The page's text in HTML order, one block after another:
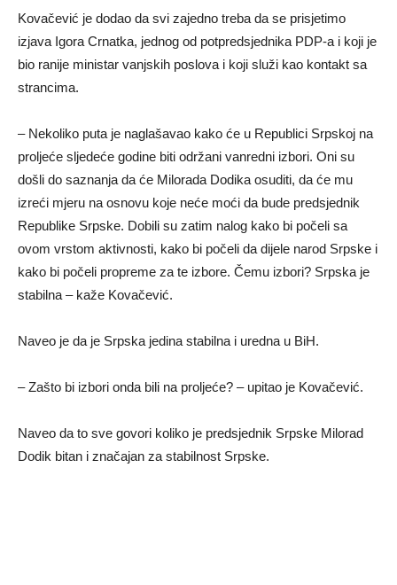
Kovačević je dodao da svi zajedno treba da se prisjetimo
izjava Igora Crnatka, jednog od potpredsjednika PDP-a i koji je
bio ranije ministar vanjskih poslova i koji služi kao kontakt sa
strancima.
– Nekoliko puta je naglašavao kako će u Republici Srpskoj na
proljeće sljedeće godine biti održani vanredni izbori. Oni su
došli do saznanja da će Milorada Dodika osuditi, da će mu
izreći mjeru na osnovu koje neće moći da bude predsjednik
Republike Srpske. Dobili su zatim nalog kako bi počeli sa
ovom vrstom aktivnosti, kako bi počeli da dijele narod Srpske i
kako bi počeli propreme za te izbore. Čemu izbori? Srpska je
stabilna – kaže Kovačević.
Naveo je da je Srpska jedina stabilna i uredna u BiH.
– Zašto bi izbori onda bili na proljeće? – upitao je Kovačević.
Naveo da to sve govori koliko je predsjednik Srpske Milorad
Dodik bitan i značajan za stabilnost Srpske.